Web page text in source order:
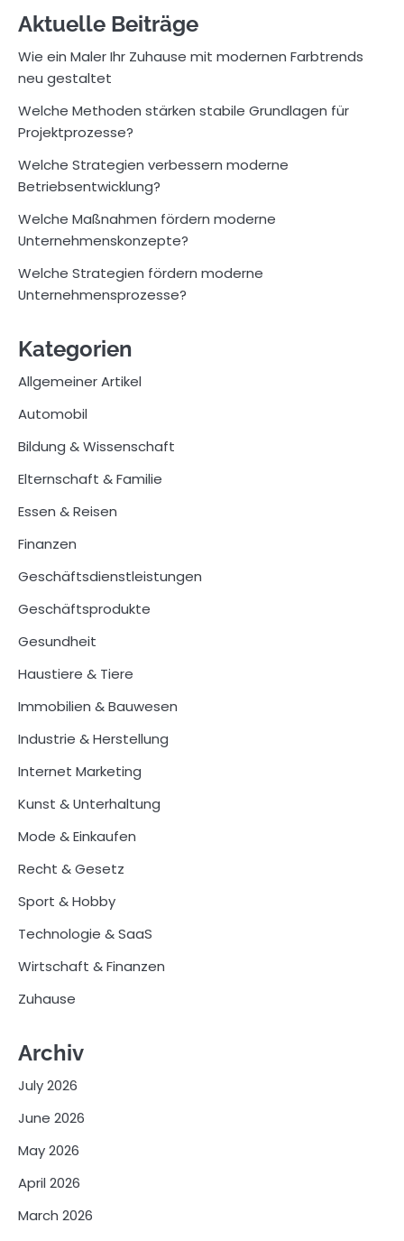
Aktuelle Beiträge
Wie ein Maler Ihr Zuhause mit modernen Farbtrends
neu gestaltet
Welche Methoden stärken stabile Grundlagen für
Projektprozesse?
Welche Strategien verbessern moderne
Betriebsentwicklung?
Welche Maßnahmen fördern moderne
Unternehmenskonzepte?
Welche Strategien fördern moderne
Unternehmensprozesse?
Kategorien
Allgemeiner Artikel
Automobil
Bildung & Wissenschaft
Elternschaft & Familie
Essen & Reisen
Finanzen
Geschäftsdienstleistungen
Geschäftsprodukte
Gesundheit
Haustiere & Tiere
Immobilien & Bauwesen
Industrie & Herstellung
Internet Marketing
Kunst & Unterhaltung
Mode & Einkaufen
Recht & Gesetz
Sport & Hobby
Technologie & SaaS
Wirtschaft & Finanzen
Zuhause
Archiv
July 2026
June 2026
May 2026
April 2026
March 2026